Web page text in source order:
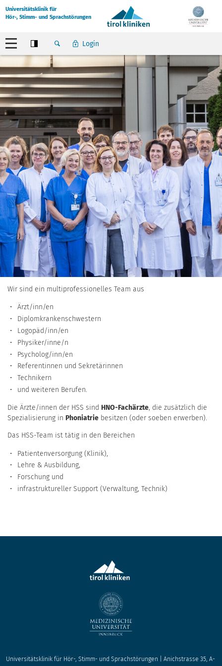
Universitätsklinik für
Hör-, Stimm- und Sprachstörungen
Login
Wir sind ein multiprofessionelles Team aus
Ärzt/inn/en
Diplomkrankenschwestern
Logopäd/inn/en
Physiker/inne/n
Psycholog/inn/en
Referentinnen und Sekretärinnen
Technikern
und weiteren Berufen.
Die Ärzte/innen der HSS sind HNO-Fachärzte, die zusätzlich die
Spezialisierung in Phoniatrie besitzen (oder soeben erwerben).
Das HSS-Team ist tätig in den Bereichen
Patientenversorgung (Klinik),
Lehre & Ausbildung,
Forschung und
infrastruktureller Support (Verwaltung, Technik)
Universitätsklinik für Hör-, Stimm- und Sprachstörungen | Anichstrasse 35, A-